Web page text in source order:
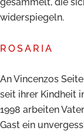
widerspiegeln.
ROSARIA
AnVincenzos
seit ihrer Kindheit
1998 arbeiten
Gast ein